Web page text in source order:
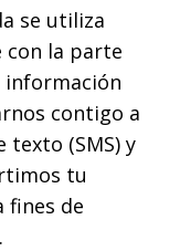
se utiliza
con la parte
información
contigo a
texto (SMS) y
tu
fines de